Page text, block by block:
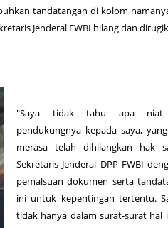
tandatangan di kolom
Jenderal FWBI hilang dan
"Saya tidak tahu apa
pendukungnya kepada saya,
merasa telah dihilangkan hak
Sekretaris Jenderal DPP FWBI
pemalsuan dokumen serta
ini untuk kepentingan tertentu.
tidak hanya dalam surat-surat hal